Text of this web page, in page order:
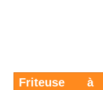
Friteuse